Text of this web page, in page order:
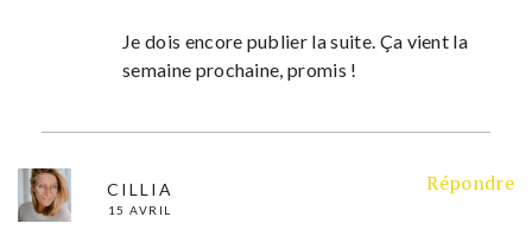
Je dois encore publier la suite. Ça vient la
semaine prochaine, promis !
CILLIA
15 AVRIL
Répondre